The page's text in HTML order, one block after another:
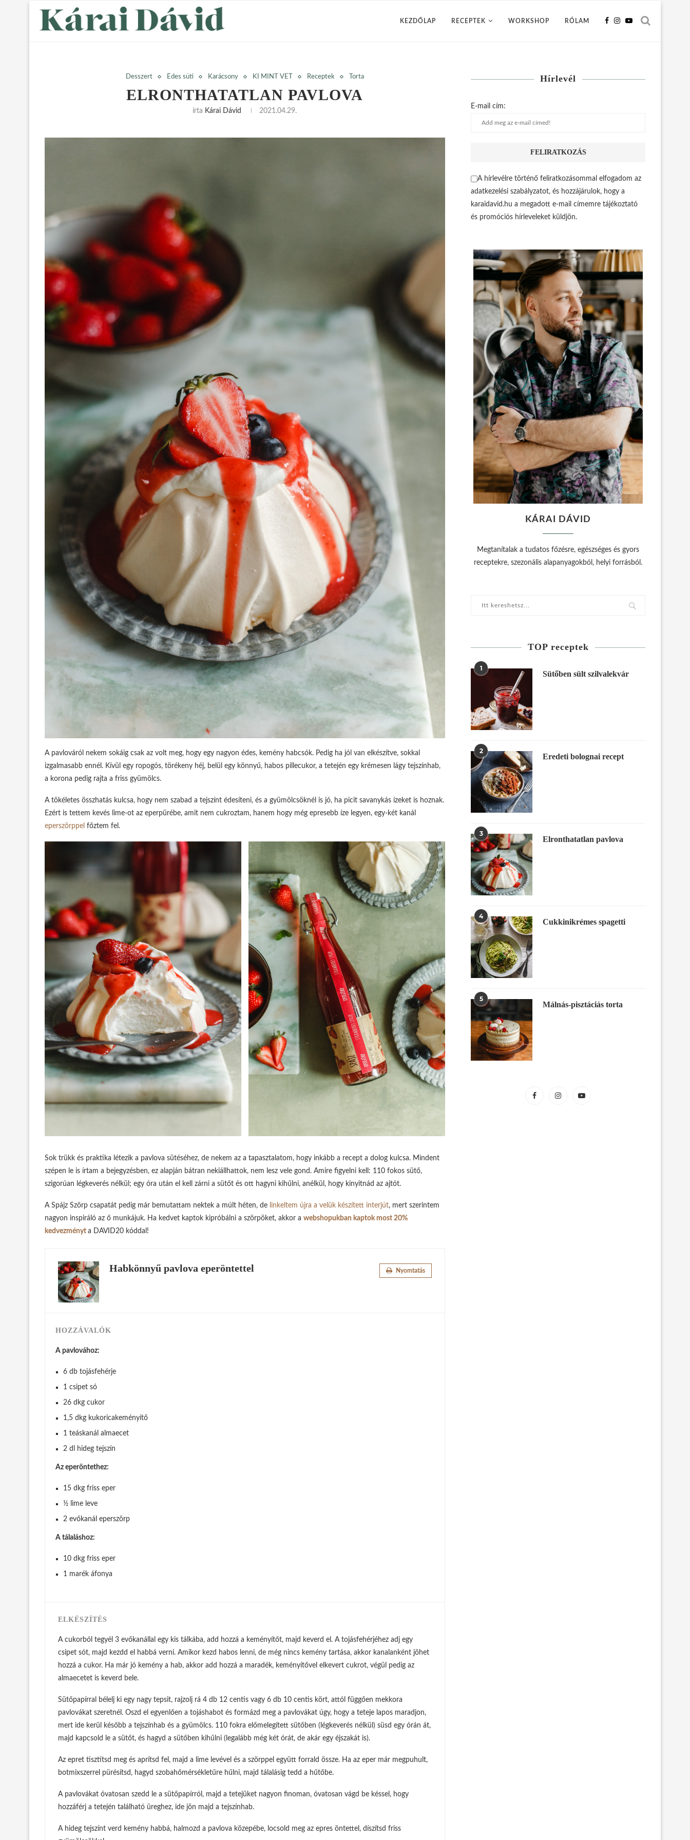
KEZDŐLAP RECEPTEK WORKSHOP RÓLAM
Desszert Édes süti Karácsony KI MINT VET Receptek Torta
ELRONTHATATLAN PAVLOVA
írta Kárai Dávid 2021.04.29.
A pavlováról nekem sokáig csak az volt meg, hogy egy nagyon édes, kemény habcsók. Pedig ha jól van elkészítve, sokkal
izgalmasabb ennél. Kívül egy ropogós, törékeny héj, belül egy könnyű, habos pillecukor, a tetején egy krémesen lágy tejszínhab,
a korona pedig rajta a friss gyümölcs.
A tökéletes összhatás kulcsa, hogy nem szabad a tejszínt édesíteni, és a gyümölcsöknél is jó, ha picit savanykás ízeket is hoznak.
Ezért is tettem kevés lime-ot az eperpürébe, amit nem cukroztam, hanem hogy még epresebb íze legyen, egy-két kanál
eperszörppel főztem fel.
Sok trükk és praktika létezik a pavlova sütéséhez, de nekem az a tapasztalatom, hogy inkább a recept a dolog kulcsa. Mindent
szépen le is írtam a bejegyzésben, ez alapján bátran nekiállhattok, nem lesz vele gond. Amire figyelni kell: 110 fokos sütő,
szigorúan légkeverés nélkül; egy óra után el kell zárni a sütőt és ott hagyni kihűlni, anélkül, hogy kinyitnád az ajtót.
A Spájz Szörp csapatát pedig már bemutattam nektek a múlt héten, de linkeltem újra a velük készített interjút, mert szerintem
nagyon inspiráló az ő munkájuk. Ha kedvet kaptok kipróbálni a szörpöket, akkor a webshopukban kaptok most 20%
kedvezményt a DAVID20 kóddal!
Habkönnyű pavlova eperöntettel Nyomtatás
HOZZÁVALÓK
A pavlovához:
6 db tojásfehérje
1 csipet só
26 dkg cukor
1,5 dkg kukoricakeményítő
1 teáskanál almaecet
2 dl hideg tejszín
Az eperöntethez:
15 dkg friss eper
½ lime leve
2 evőkanál eperszörp
A tálaláshoz:
10 dkg friss eper
1 marék áfonya
ELKÉSZÍTÉS
A cukorból tegyél 3 evőkanállal egy kis tálkába, add hozzá a keményítőt, majd keverd el. A tojásfehérjéhez adj egy
csipet sót, majd kezdd el habbá verni. Amikor kezd habos lenni, de még nincs kemény tartása, akkor kanalanként jöhet
hozzá a cukor. Ha már jó kemény a hab, akkor add hozzá a maradék, keményítővel elkevert cukrot, végül pedig az
almaecetet is keverd bele.
Sütőpapírral bélelj ki egy nagy tepsit, rajzolj rá 4 db 12 centis vagy 6 db 10 centis kört, attól függően mekkora
pavlovákat szeretnél. Oszd el egyenlően a tojáshabot és formázd meg a pavlovákat úgy, hogy a teteje lapos maradjon,
mert ide kerül később a tejszínhab és a gyümölcs. 110 fokra előmelegített sütőben (légkeverés nélkül) süsd egy órán át,
majd kapcsold le a sütőt, és hagyd a sütőben kihűlni (legalább még két órát, de akár egy éjszakát is).
Az epret tisztítsd meg és aprítsd fel, majd a lime levével és a szörppel együtt forrald össze. Ha az eper már megpuhult,
botmixszerrel pürésítsd, hagyd szobahőmérsékletűre hűlni, majd tálalásig tedd a hűtőbe.
A pavlovákat óvatosan szedd le a sütőpapírról, majd a tetejüket nagyon finoman, óvatosan vágd be késsel, hogy
hozzáférj a tetején található üreghez, ide jön majd a tejszínhab.
A hideg tejszínt verd kemény habbá, halmozd a pavlova közepébe, locsold meg az epres öntettel, díszítsd friss
Hírlevél
E-mail cím:
A hírlevélre történő feliratkozásommal elfogadom az
adatkezelési szabályzatot, és hozzájárulok, hogy a
karaidavid.hu a megadott e-mail címemre tájékoztató
és promóciós hírleveleket küldjön.
KÁRAI DÁVID
Megtanítalak a tudatos főzésre, egészséges és gyors
receptekre, szezonális alapanyagokból, helyi forrásból.
TOP receptek
1
Sütőben sült szilvalekvár
2
Eredeti bolognai recept
3
Elronthatatlan pavlova
4
Cukkinikrémes spagetti
5
Málnás-pisztáciás torta